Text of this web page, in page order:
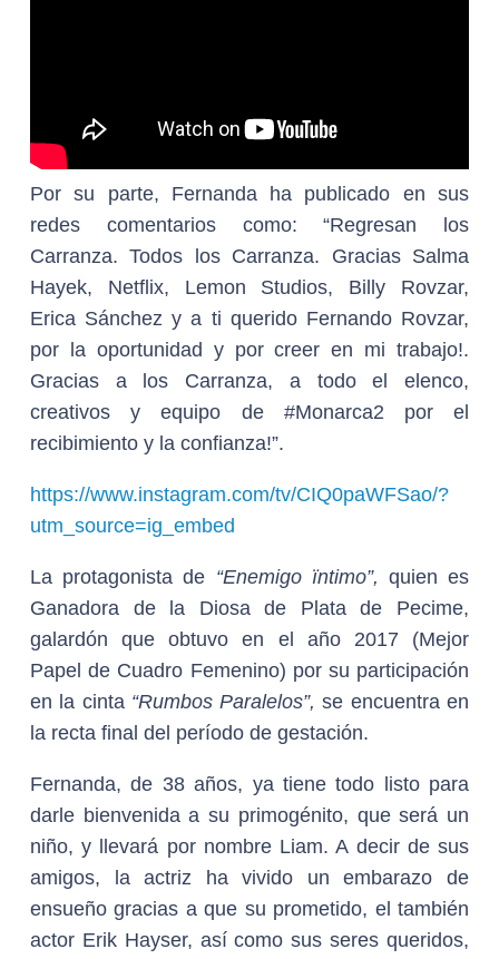
Por su parte, Fernanda ha publicado en sus
redes comentarios como: “Regresan los
Carranza. Todos los Carranza. Gracias Salma
Hayek, Netflix, Lemon Studios, Billy Rovzar,
Erica Sánchez y a ti querido Fernando Rovzar,
por la oportunidad y por creer en mi trabajo!.
Gracias a los Carranza, a todo el elenco,
creativos y equipo de #Monarca2 por el
recibimiento y la confianza!”.
https://www.instagram.com/tv/CIQ0paWFSao/?
utm_source=ig_embed
La protagonista de “Enemigo ïntimo”, quien es
Ganadora de la Diosa de Plata de Pecime,
galardón que obtuvo en el año 2017 (Mejor
Papel de Cuadro Femenino) por su participación
en la cinta “Rumbos Paralelos”, se encuentra en
la recta final del período de gestación.
Fernanda, de 38 años, ya tiene todo listo para
darle bienvenida a su primogénito, que será un
niño, y llevará por nombre Liam. A decir de sus
amigos, la actriz ha vivido un embarazo de
ensueño gracias a que su prometido, el también
actor Erik Hayser, así como sus seres queridos,